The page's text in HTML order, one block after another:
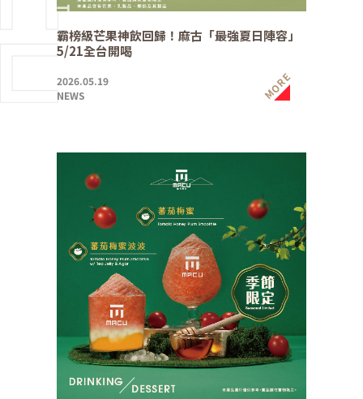
霸榜級芒果神飲回歸！麻古「最強夏日陣容」
5/21全台開喝
2026.05.19
NEWS
MORE